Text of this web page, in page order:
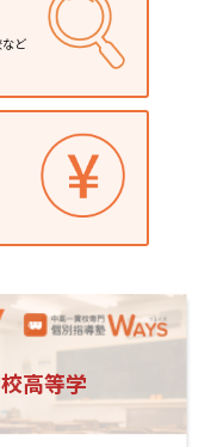
ど
高等学